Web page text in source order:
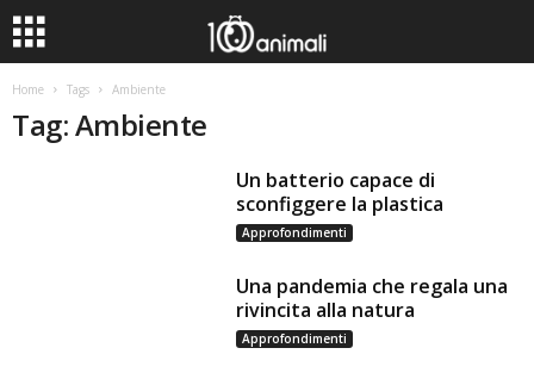
Home Tags Ambiente
Tag: Ambiente
Un batterio capace di
sconfiggere la plastica
Approfondimenti
Una pandemia che regala una
rivincita alla natura
Approfondimenti